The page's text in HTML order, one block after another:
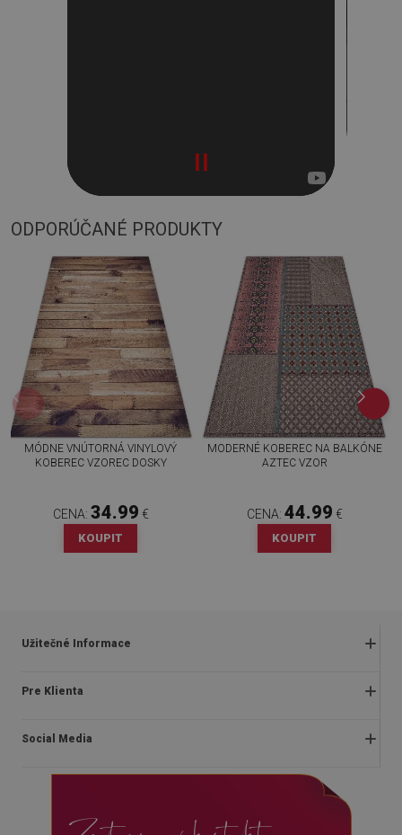
ODPORÚČANÉ PRODUKTY
MÓDNE VNÚTORNÁ VINYLOVÝ
KOBEREC VZOREC DOSKY
CENA: 34.99 €
KOUPIT
MODERNÉ KOBEREC NA BALKÓNE
AZTEC VZOR
CENA: 44.99 €
KOUPIT
Užitečné Informace
Obchodné podmienky
Často kladené otázky
Pre Klienta
O nás
Social Media
instagram